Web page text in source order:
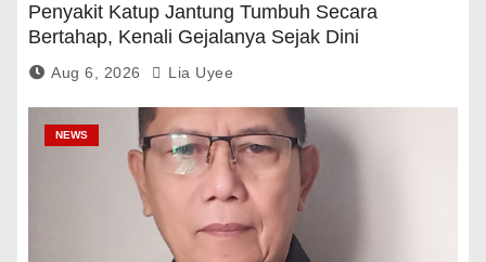
Penyakit Katup Jantung Tumbuh Secara
Bertahap, Kenali Gejalanya Sejak Dini
Aug 6, 2026 Lia Uyee
NEWS